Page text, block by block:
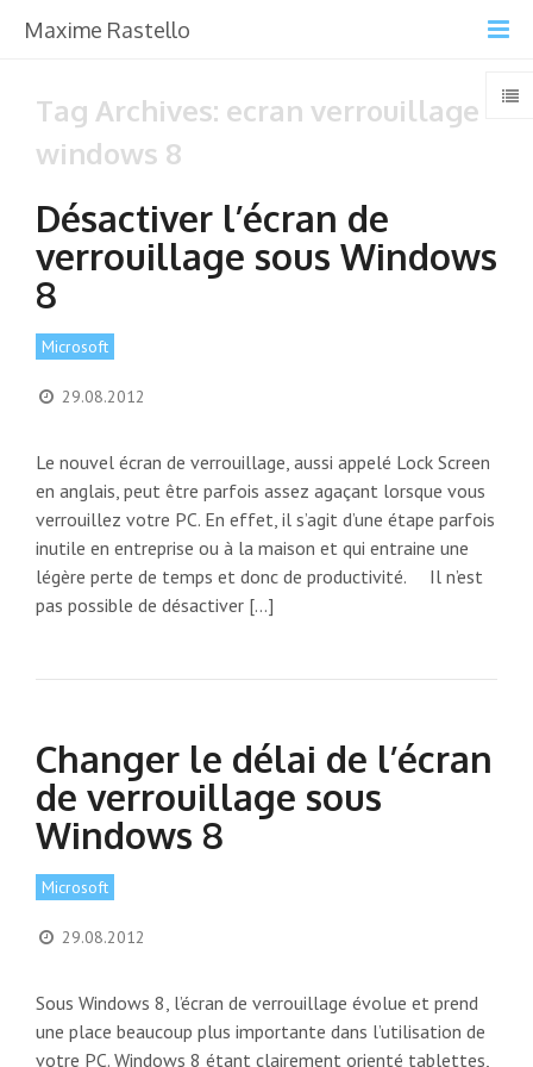
Maxime Rastello
Tag Archives: ecran verrouillage
windows 8
Désactiver l’écran de
verrouillage sous Windows
8
Microsoft
29.08.2012
Le nouvel écran de verrouillage, aussi appelé Lock Screen
en anglais, peut être parfois assez agaçant lorsque vous
verrouillez votre PC. En effet, il s’agit d’une étape parfois
inutile en entreprise ou à la maison et qui entraine une
légère perte de temps et donc de productivité. Il n’est
pas possible de désactiver […]
Changer le délai de l’écran
de verrouillage sous
Windows 8
Microsoft
29.08.2012
Sous Windows 8, l’écran de verrouillage évolue et prend
une place beaucoup plus importante dans l’utilisation de
votre PC. Windows 8 étant clairement orienté tablettes,